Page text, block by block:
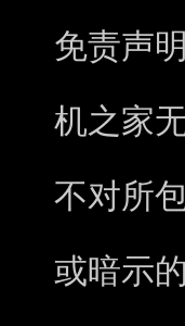
免责声
机之家
不对所
或暗示